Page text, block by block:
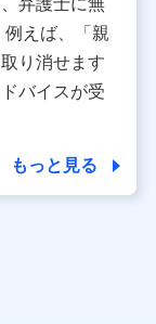
。
三者提供の管
場合がありま
2019年12月11
ことがないお
限って共同利
弁護士に無
えば、「親
り消せます
バイスが受
もっと見る